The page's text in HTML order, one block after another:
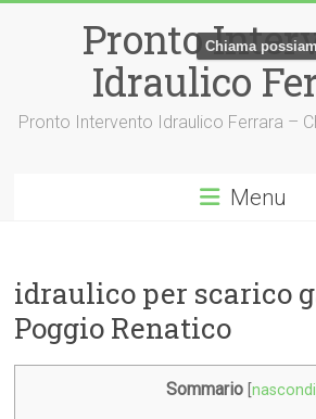
Pronto
Idraulico
Pronto Intervento Idraulico Ferrara –
Menu
idraulico per scarico
Poggio Renatico
Sommario nascondi
Chiama